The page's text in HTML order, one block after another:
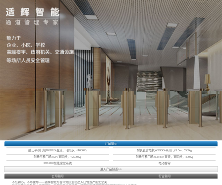
产品展示
耐氏平移门机ROBUS-直流，可同步, <1000Kg 耐氏直臂电机WINGO-平开门-3.5m, 550Kg
耐氏平移门机RUN-可同步，<2500Kg 耐氏平移门机SLH400-直流，可同步，400Kg
FIBARO智能家居系统
电动卷帘
进入产品频道>>
公司新闻
行业新闻
不忘初心，不辱使命——适辉智能为百年党庆主场出入口管理严把安全关